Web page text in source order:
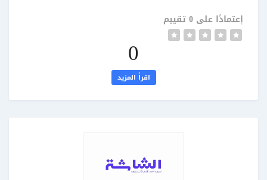
إعتمادًا على 0 تقييم
0
اقرأ المزيد